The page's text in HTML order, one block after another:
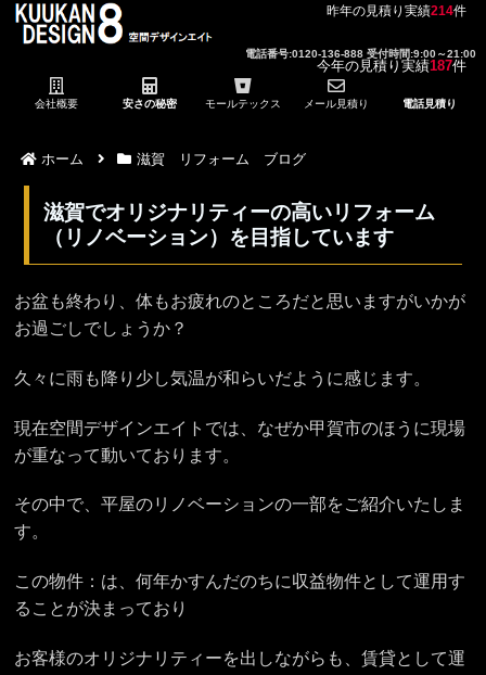
昨年の見積り実績214件
今年の見積り実績187件
電話番号:0120-136-888 受付時間:9:00～21:00
会社概要 安さの秘密 モールテックス メール見積り 電話見積り
ホーム 滋賀 リフォーム ブログ
滋賀でオリジナリティーの高いリフォーム
（リノベーション）を目指しています
お盆も終わり、体もお疲れのところだと思いますがいかが
お過ごしでしょうか？
久々に雨も降り少し気温が和らいだように感じます。
現在空間デザインエイトでは、なぜか甲賀市のほうに現場
が重なって動いております。
その中で、平屋のリノベーションの一部をご紹介いたしま
す。
この物件：は、何年かすんだのちに収益物件として運用す
ることが決まっており
お客様のオリジナリティーを出しながらも、賃貸として運